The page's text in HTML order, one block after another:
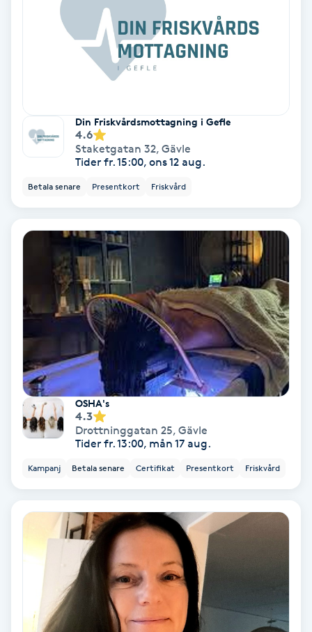
Mixfransar
Nagelförlängning
Nagelförlängning gelé
Nagelförlängning glasfiber
Nagelförstärkning
Nagelklippning
Nagelsvamp
Nageltrång
Nagelvård
Naglar reparation
Navelpiercing
NBE-massage
Din Friskvårdsmottagning i Gefle
4.6
Staketgatan 32, Gävle
Tider fr. 15:00, ons 12 aug.
Betala senare Presentkort Friskvård
OSHA's
4.3
Drottninggatan 25, Gävle
Tider fr. 13:00, mån 17 aug.
Kampanj Betala senare Certifikat Presentkort Friskvård